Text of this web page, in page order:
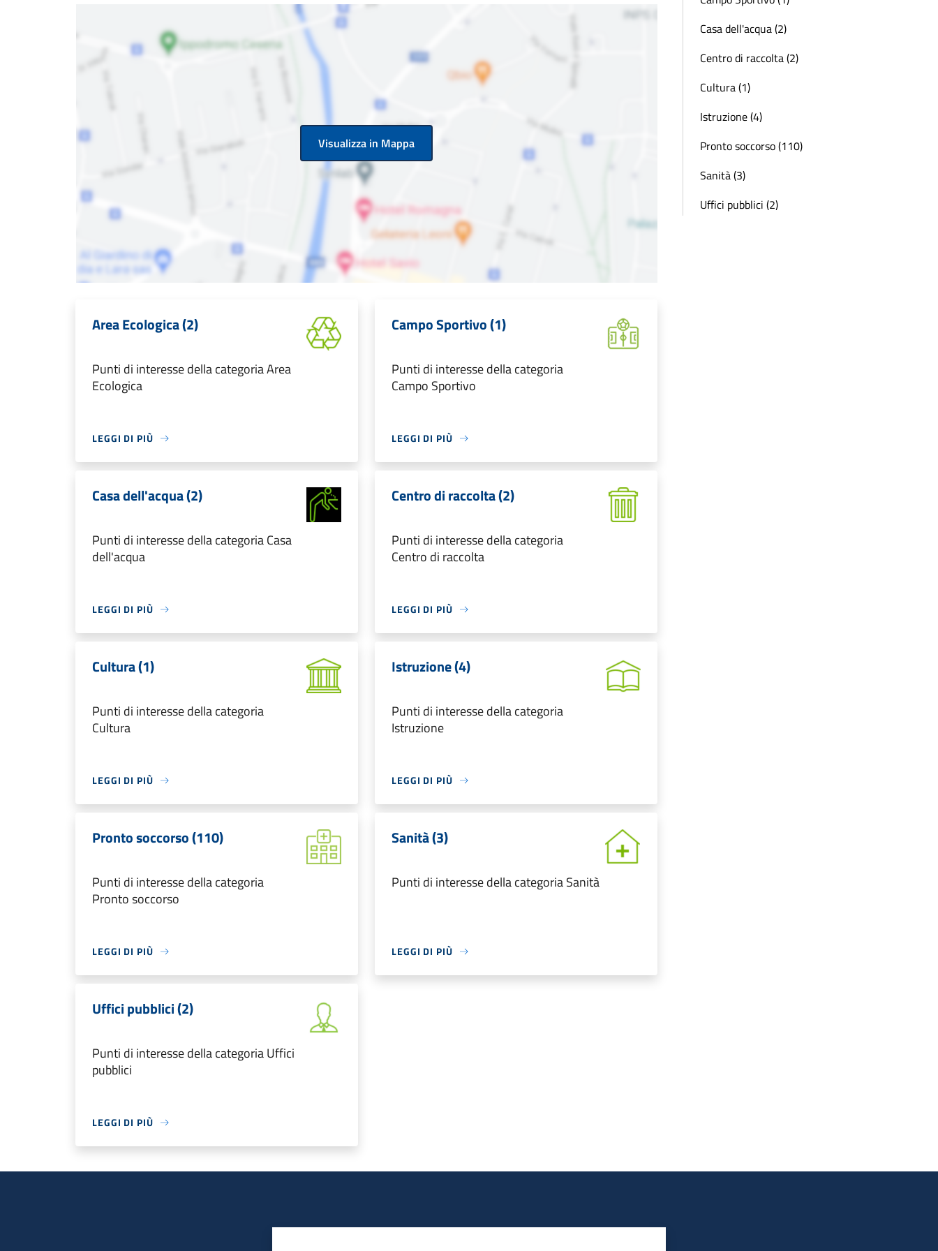
Visualizza in Mappa
Area Ecologica (2)
Punti di interesse della categoria Area
Ecologica
LEGGI DI PIÙ
Campo Sportivo (1)
Punti di interesse della categoria
Campo Sportivo
LEGGI DI PIÙ
Casa dell'acqua (2)
Punti di interesse della categoria Casa
dell'acqua
LEGGI DI PIÙ
Centro di raccolta (2)
Punti di interesse della categoria
Centro di raccolta
LEGGI DI PIÙ
Cultura (1)
Punti di interesse della categoria
Cultura
LEGGI DI PIÙ
Istruzione (4)
Punti di interesse della categoria
Istruzione
LEGGI DI PIÙ
Pronto soccorso (110)
Punti di interesse della categoria
Pronto soccorso
LEGGI DI PIÙ
Sanità (3)
Punti di interesse della categoria Sanità
LEGGI DI PIÙ
Uffici pubblici (2)
Punti di interesse della categoria Uffici
pubblici
LEGGI DI PIÙ
Casa dell'acqua (2)
Centro di raccolta (2)
Cultura (1)
Istruzione (4)
Pronto soccorso (110)
Sanità (3)
Uffici pubblici (2)